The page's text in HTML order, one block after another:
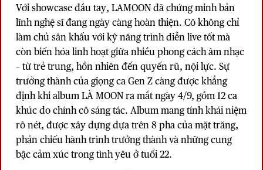
Với showcase đầu tay, LAMOON đã chứng minh bản
lĩnh nghệ sĩ đang ngày càng hoàn thiện. Cô không chỉ
làm chủ sân khấu với kỹ năng trình diễn live tốt mà
còn biến hóa linh hoạt giữa nhiều phong cách âm nhạc
– từ trẻ trung, hồn nhiên đến quyến rũ, nội lực. Sự
trưởng thành của giọng ca Gen Z càng được khẳng
định khi album LÀ MOON ra mắt ngày 4/9, gồm 12 ca
khúc do chính cô sáng tác. Album mang tính khái niệm
rõ nét, được xây dựng dựa trên 8 pha của mặt trăng,
phản chiếu hành trình trưởng thành và những cung
bậc cảm xúc trong tình yêu ở tuổi 22.